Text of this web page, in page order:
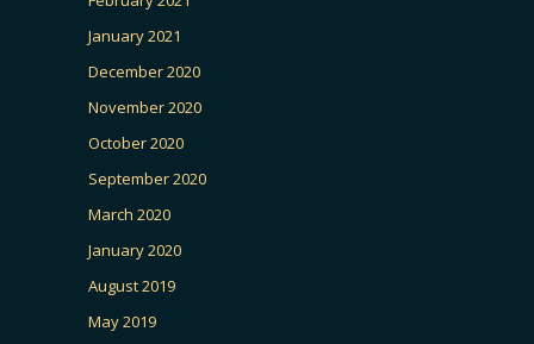
January 2021
December 2020
November 2020
October 2020
September 2020
March 2020
January 2020
August 2019
May 2019